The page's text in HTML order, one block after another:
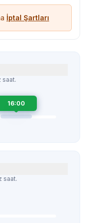
İptal Şartları
saat.
16:00
saat.